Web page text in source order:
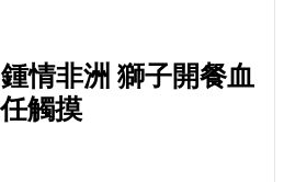
情非洲 獅子開餐血
觸摸